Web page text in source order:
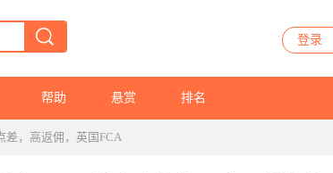
登录
帮助 悬赏 排名
差，高返佣，英国FCA